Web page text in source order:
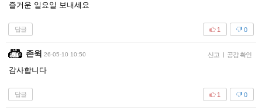
즐거운 일요일 보내세요
답글 0
1
존윅 26-05-10 10:50 신고 | 공감 확인
감사합니다
답글 0
1